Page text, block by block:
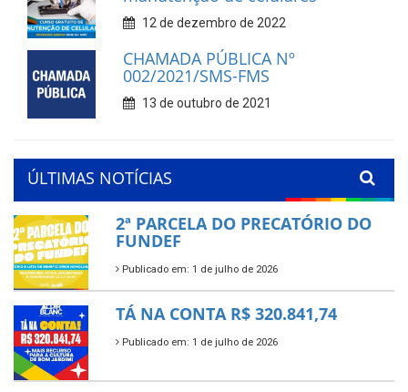
12 de dezembro de 2022
CHAMADA PÚBLICA Nº
002/2021/SMS-FMS
13 de outubro de 2021
ÚLTIMAS NOTÍCIAS
2ª PARCELA DO PRECATÓRIO DO
FUNDEF
Publicado em: 1 de julho de 2026
TÁ NA CONTA R$ 320.841,74
Publicado em: 1 de julho de 2026